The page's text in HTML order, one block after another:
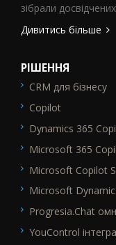
зібрали
Дивитись більше
РІШЕННЯ
SEO_FTR1
CRM для бізнесу
Copilot
Dynamics 365
Microsoft 365
Microsoft Copilot
Microsoft
Progresia.Chat
YouControl